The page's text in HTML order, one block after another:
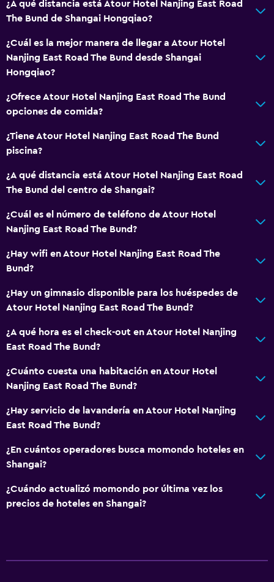
¿A qué distancia está Atour Hotel Nanjing East Road
The Bund de Shangai Hongqiao?
¿Cuál es la mejor manera de llegar a Atour Hotel
Nanjing East Road The Bund desde Shangai
Hongqiao?
¿Ofrece Atour Hotel Nanjing East Road The Bund
opciones de comida?
¿Tiene Atour Hotel Nanjing East Road The Bund
piscina?
¿A qué distancia está Atour Hotel Nanjing East Road
The Bund del centro de Shangai?
¿Cuál es el número de teléfono de Atour Hotel
Nanjing East Road The Bund?
¿Hay wifi en Atour Hotel Nanjing East Road The
Bund?
¿Hay un gimnasio disponible para los huéspedes de
Atour Hotel Nanjing East Road The Bund?
¿A qué hora es el check-out en Atour Hotel Nanjing
East Road The Bund?
¿Cuánto cuesta una habitación en Atour Hotel
Nanjing East Road The Bund?
¿Hay servicio de lavandería en Atour Hotel Nanjing
East Road The Bund?
¿En cuántos operadores busca momondo hoteles en
Shangai?
¿Cuándo actualizó momondo por última vez los
precios de hoteles en Shangai?